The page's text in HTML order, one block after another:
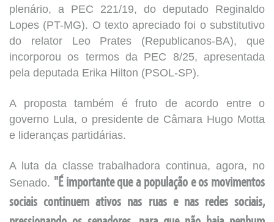
plenário, a PEC 221/19, do deputado Reginaldo
Lopes (PT-MG). O texto apreciado foi o substitutivo
do relator Leo Prates (Republicanos-BA), que
incorporou os termos da PEC 8/25, apresentada
pela deputada Erika Hilton (PSOL-SP).
A proposta também é fruto de acordo entre o
governo Lula, o presidente de Câmara Hugo Motta
e lideranças partidárias.
A luta da classe trabalhadora continua, agora, no
Senado. "É importante que a população e os movimentos
sociais continuem ativos nas ruas e nas redes sociais,